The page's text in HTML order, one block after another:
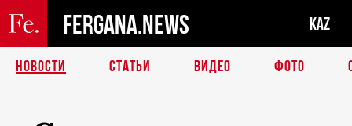
FERGANA.NEWS KAZ
НОВОСТИ СТАТЬИ ВИДЕО ФОТО